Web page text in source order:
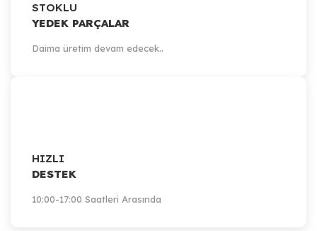
STOKLU
YEDEK PARÇALAR
Daima üretim devam edecek..
HIZLI
DESTEK
10:00-17:00 Saatleri Arasında